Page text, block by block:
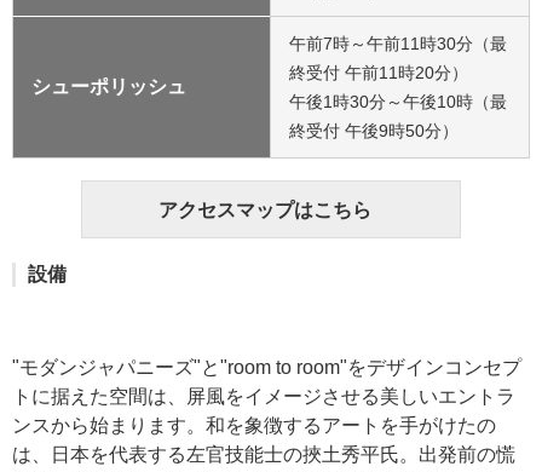
シューポリッシュ
午前7時～午前11時30分（最
終受付 午前11時20分）
午後1時30分～午後10時（最
終受付 午後9時50分）
アクセスマップはこちら
設備
"モダンジャパニーズ"と"room to room"をデザインコンセプ
トに据えた空間は、屏風をイメージさせる美しいエントラ
ンスから始まります。和を象徴するアートを手がけたの
は、日本を代表する左官技能士の挾土秀平氏。出発前の慌